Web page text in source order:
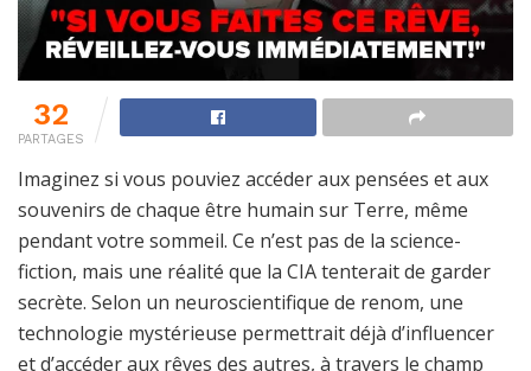
32
PARTAGES
Imaginez si vous pouviez accéder aux pensées et aux
souvenirs de chaque être humain sur Terre, même
pendant votre sommeil. Ce n’est pas de la science-
fiction, mais une réalité que la CIA tenterait de garder
secrète. Selon un neuroscientifique de renom, une
technologie mystérieuse permettrait déjà d’influencer
et d’accéder aux rêves des autres, à travers le champ